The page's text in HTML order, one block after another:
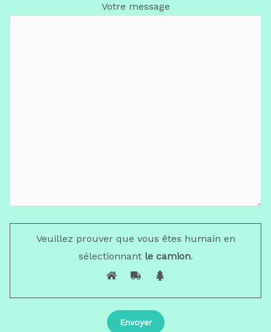
Votre message
Veuillez prouver que vous êtes humain en
sélectionnantle camion.